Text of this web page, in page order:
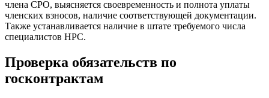
члена СРО, выясняется своевременность и полнота уплаты
членских взносов, наличие соответствующей документации.
Также устанавливается наличие в штате требуемого числа
специалистов НРС.
Проверка обязательств по
госконтрактам